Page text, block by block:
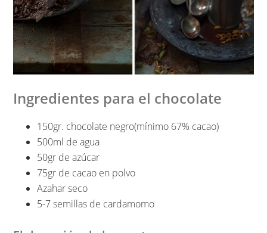
Ingredientes para el chocolate
150gr. chocolate negro(mínimo 67% cacao)
500ml de agua
50gr de azúcar
75gr de cacao en polvo
Azahar seco
5-7 semillas de cardamomo